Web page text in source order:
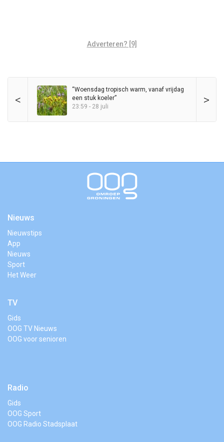
Adverteren? [9]
< >
“Woensdag tropisch warm, vanaf vrijdag
een stuk koeler”
23:59 - 28 juli
Nieuws
Nieuwstips
App
Nieuws
Sport
Het Weer
TV
Gids
OOG TV Nieuws
OOG voor senioren
Radio
Gids
OOG Sport
OOG Radio Stadsplaat